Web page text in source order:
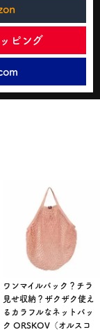
ピング
ワンマイルバック？チラ
見せ収納？ザクザク使え
るカラフルなネットバッ
ク ORSKOV（オルスコ